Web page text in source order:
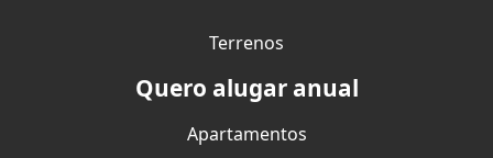
Terrenos
Quero alugar anual
Apartamentos